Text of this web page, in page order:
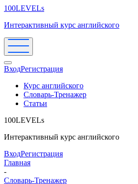
100LEVELs
Интерактивный курс английского
ВходРегистрация
Курс английского
Словарь-Тренажер
Статьи
100LEVELs
Интерактивный курс английского
ВходРегистрация
Главная
-
Словарь-Тренажер